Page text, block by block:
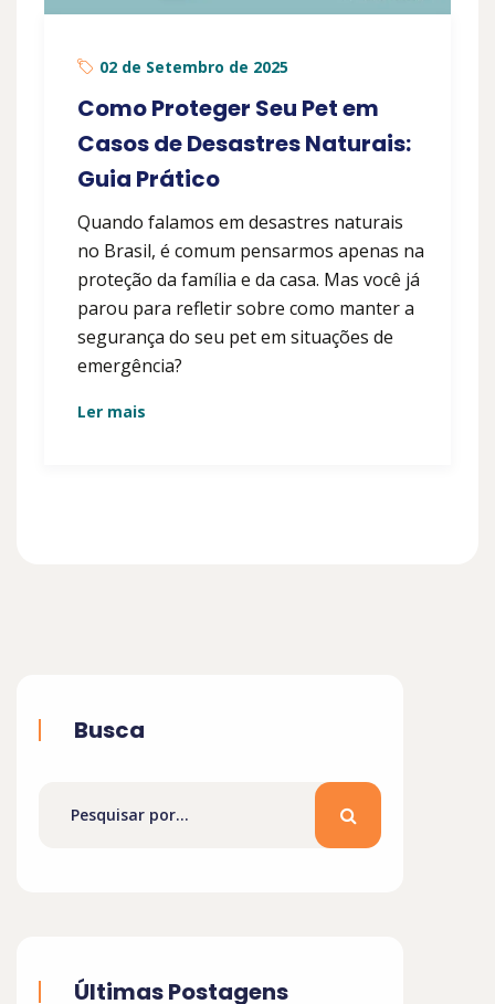
02 de Setembro de 2025
Como Proteger Seu Pet em
Casos de Desastres Naturais:
Guia Prático
Quando falamos em desastres naturais
no Brasil, é comum pensarmos apenas na
proteção da família e da casa. Mas você já
parou para refletir sobre como manter a
segurança do seu pet em situações de
emergência?
Ler mais
Busca
Últimas Postagens